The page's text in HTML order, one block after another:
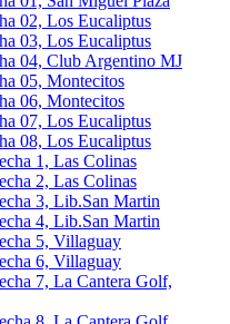
02, Los Eucaliptus
03, Los Eucaliptus
04, Club Argentino MJ
05, Montecitos
06, Montecitos
07, Los Eucaliptus
08, Los Eucaliptus
1, Las Colinas
2, Las Colinas
3, Lib.San Martin
4, Lib.San Martin
5, Villaguay
6, Villaguay
7, La Cantera Golf,